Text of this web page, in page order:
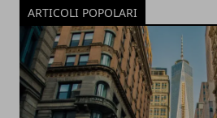
ARTICOLI POPOLARI